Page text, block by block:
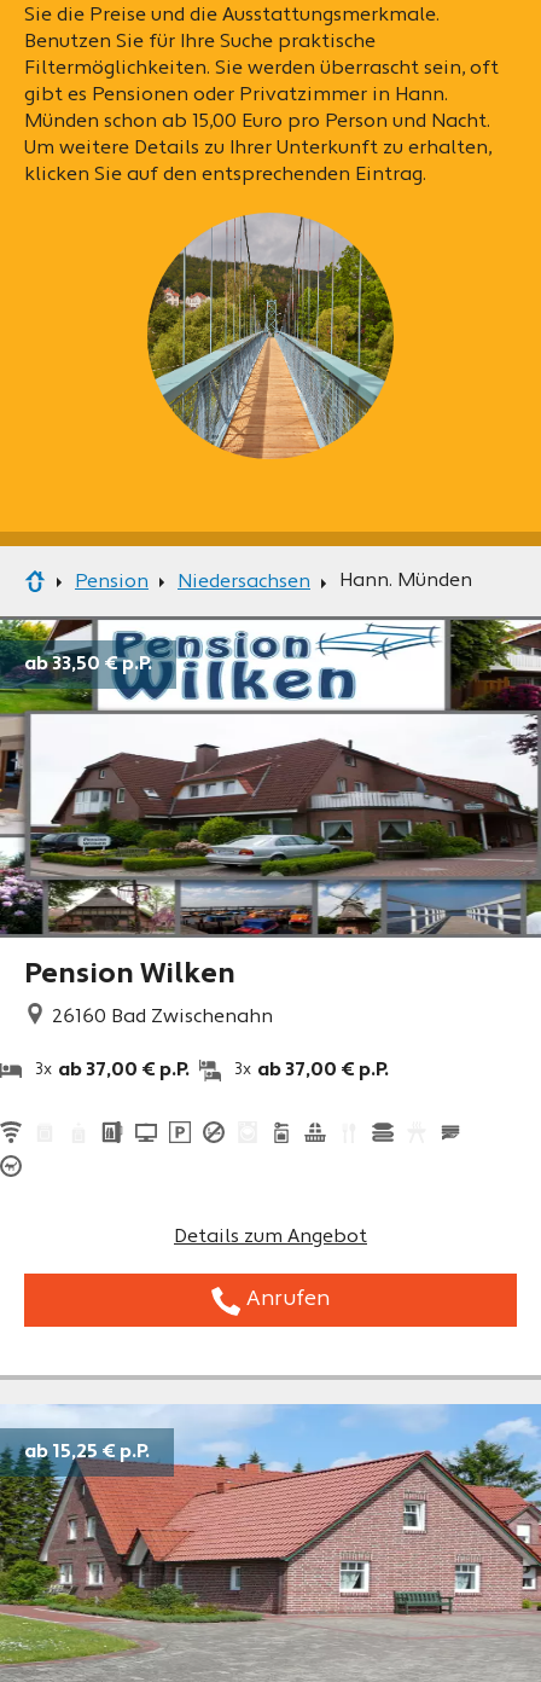
Sie die Preise und die Ausstattungsmerkmale.
Benutzen Sie für Ihre Suche praktische
Filtermöglichkeiten. Sie werden überrascht sein, oft
gibt es Pensionen oder Privatzimmer in Hann.
Münden schon ab 15,00 Euro pro Person und Nacht.
Um weitere Details zu Ihrer Unterkunft zu erhalten,
klicken Sie auf den entsprechenden Eintrag.
Pension Niedersachsen Hann. Münden
Pension Wilken
26160 Bad Zwischenahn
3x ab 37,00 € p.P. 3x ab 37,00 € p.P.
Details zum Angebot
Anrufen
ab 33,50 €p.P.
ab 15,25 € p.P.